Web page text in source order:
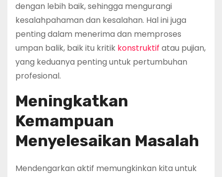
dengan lebih baik, sehingga mengurangi
kesalahpahaman dan kesalahan. Hal ini juga
penting dalam menerima dan memproses
umpan balik, baik itu kritik konstruktif atau pujian,
yang keduanya penting untuk pertumbuhan
profesional.
Meningkatkan
Kemampuan
Menyelesaikan Masalah
Mendengarkan aktif memungkinkan kita untuk